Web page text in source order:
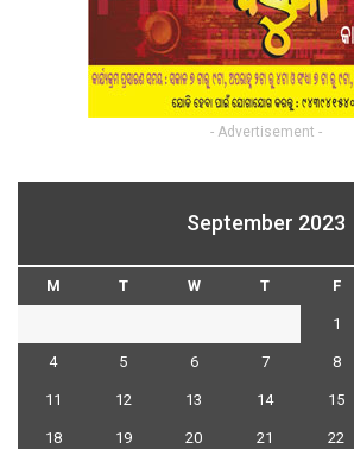
- Advertisement -
September 2023
M T W T F
1
4 5 6 7 8
11 12 13 14 15
18 19 20 21 22